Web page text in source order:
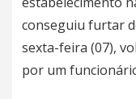
conseguiu furtar
sexta-feira (07),
por um